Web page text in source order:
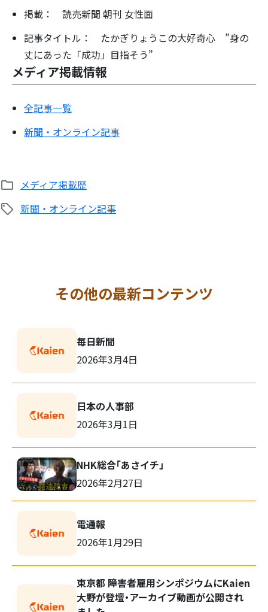
掲載： 読売新聞 朝刊 女性面
記事タイトル： たかぎりょうこの大好奇心 ”身の
丈にあった「成功」目指そう”
メディア掲載情報
全記事一覧
新聞・オンライン記事
メディア掲載歴
新聞・オンライン記事
その他の最新コンテンツ
毎日新聞
2026年3月4日
日本の人事部
2026年3月1日
NHK総合「あさイチ」
2026年2月27日
電通報
2026年1月29日
東京都 障害者雇用シンポジウムにKaien
大野が登壇・アーカイブ動画が公開され